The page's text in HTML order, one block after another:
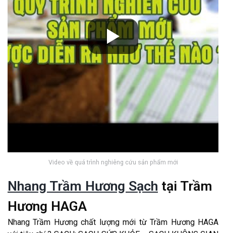
Video về quá trình nghiêng cứu sản phẩm mới
Nhang Trầm Hương Sạch tại Trầm
Hương HAGA
Nhang Trầm Hương chất lượng mới từ Trầm Hương HAGA